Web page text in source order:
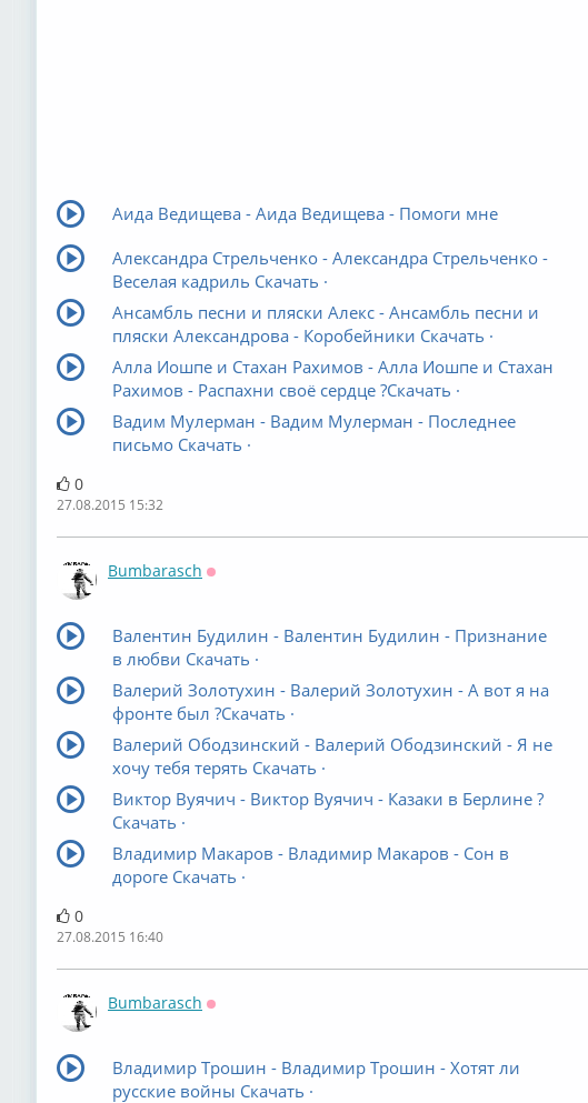
Аида Ведищева - Аида Ведищева - Помоги мне
Александра Стрельченко - Александра Стрельченко -
Веселая кадриль Скачать ·
Ансамбль песни и пляски Алекс - Ансамбль песни и
пляски Александрова - Коробейники Скачать ·
Алла Иошпе и Стахан Рахимов - Алла Иошпе и Стахан
Рахимов - Распахни своё сердце ?Скачать ·
Вадим Мулерман - Вадим Мулерман - Последнее
письмо Скачать ·
0
27.08.2015 15:32
Bumbarasch
Валентин Будилин - Валентин Будилин - Признание
в любви Скачать ·
Валерий Золотухин - Валерий Золотухин - А вот я на
фронте был ?Скачать ·
Валерий Ободзинский - Валерий Ободзинский - Я не
хочу тебя терять Скачать ·
Виктор Вуячич - Виктор Вуячич - Казаки в Берлине ?
Скачать ·
Владимир Макаров - Владимир Макаров - Сон в
дороге Скачать ·
0
27.08.2015 16:40
Bumbarasch
Владимир Трошин - Владимир Трошин - Хотят ли
русские войны Скачать ·